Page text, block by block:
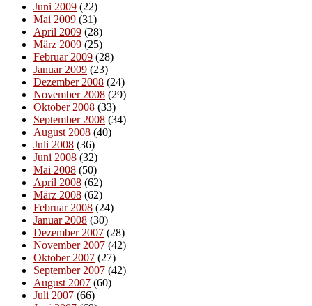
Juni 2009 (22)
Mai 2009 (31)
April 2009 (28)
März 2009 (25)
Februar 2009 (28)
Januar 2009 (23)
Dezember 2008 (24)
November 2008 (29)
Oktober 2008 (33)
September 2008 (34)
August 2008 (40)
Juli 2008 (36)
Juni 2008 (32)
Mai 2008 (50)
April 2008 (62)
März 2008 (62)
Februar 2008 (24)
Januar 2008 (30)
Dezember 2007 (28)
November 2007 (42)
Oktober 2007 (27)
September 2007 (42)
August 2007 (60)
Juli 2007 (66)